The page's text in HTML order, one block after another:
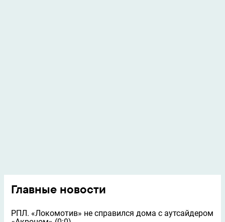
Главные новости
РПЛ. «Локомотив» не справился дома с аутсайдером